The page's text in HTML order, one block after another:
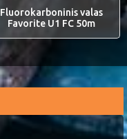
Fluorokarboninis valas
Favorite U1 FC 50m